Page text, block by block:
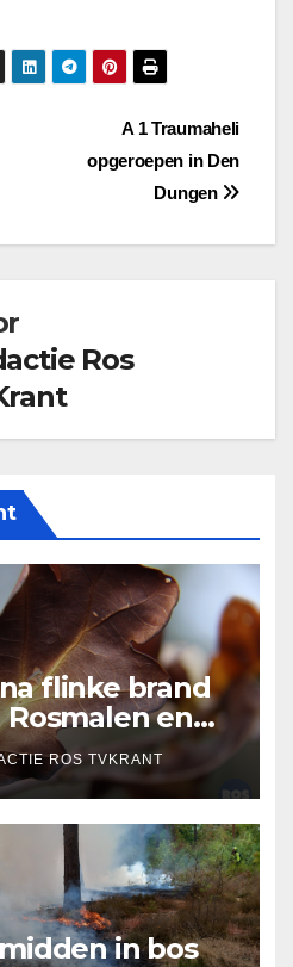
A 1 Traumaheli
opgeroepen in Den
Dungen
Ros
flinke brand
en
ROS TVKRANT
in bos